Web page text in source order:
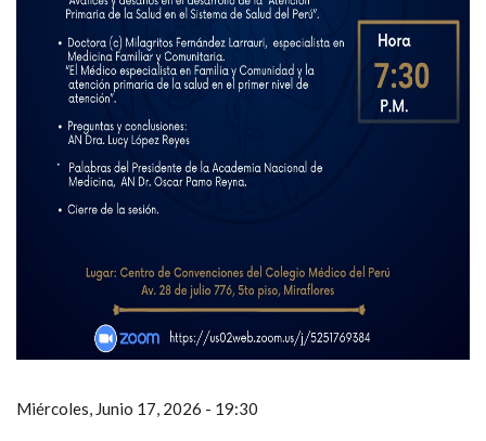
Miércoles, Junio 17, 2026 - 19:30